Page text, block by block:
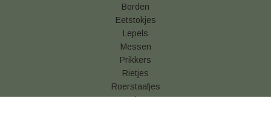
Borden
Eetstokjes
Lepels
Messen
Prikkers
Rietjes
Roerstaafjes
Vorken